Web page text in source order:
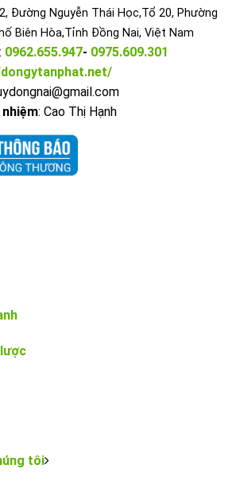
Đường Nguyễn Thái Học,Tổ 20, Phường
Biên Hòa,Tỉnh Đồng Nai, Việt Nam
: 0962.655.947- 0975.609.301
: Cao Thị Hạnh
tôi